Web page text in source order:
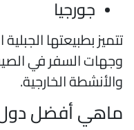
جورجيا
بطبيعتها
السفر في
الخارجية.
أفضل دول